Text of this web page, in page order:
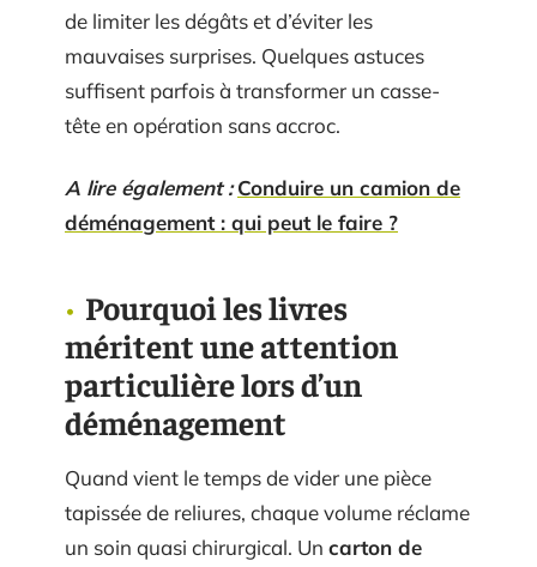
de limiter les dégâts et d’éviter les
mauvaises surprises. Quelques astuces
suffisent parfois à transformer un casse-
tête en opération sans accroc.
A lire également : Conduire un camion de
déménagement : qui peut le faire ?
Pourquoi les livres
méritent une attention
particulière lors d’un
déménagement
Quand vient le temps de vider une pièce
tapissée de reliures, chaque volume réclame
un soin quasi chirurgical. Un carton de